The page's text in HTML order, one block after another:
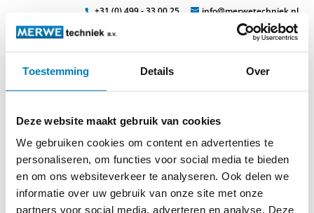
Toestemming Details Over
Deze website maakt gebruik van cookies
We gebruiken cookies om content en advertenties te
personaliseren, om functies voor social media te bieden
en om ons websiteverkeer te analyseren. Ook delen we
informatie over uw gebruik van onze site met onze
partners voor social media, adverteren en analyse. Deze
+31 (0) 499 - 33 00 25 info@merwetechniek.nl
Veelzijdig in elektrotechnische producten
k-station-menu